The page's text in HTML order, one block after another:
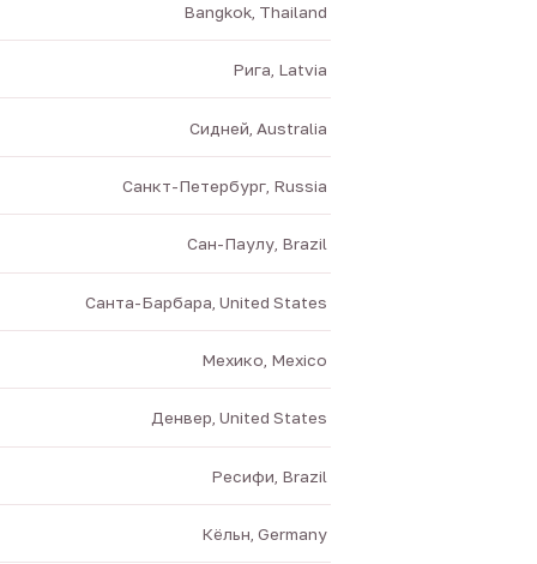
Bangkok, Thailand
Рига, Latvia
Сидней, Australia
Санкт-Петербург, Russia
Сан-Паулу, Brazil
Санта-Барбара, United States
Мехико, Mexico
Денвер, United States
Ресифи, Brazil
Кёльн, Germany